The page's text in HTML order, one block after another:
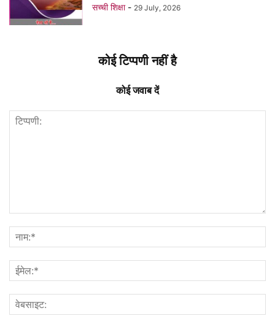
सच्ची शिक्षा - 29 July, 2026
कोई टिप्पणी नहीं है
कोई जवाब दें